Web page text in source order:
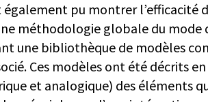
également pu montrer l’efficacité
méthodologie globale du
une bibliothèque de modèles
Ces modèles ont été décrits
et analogique) des éléments